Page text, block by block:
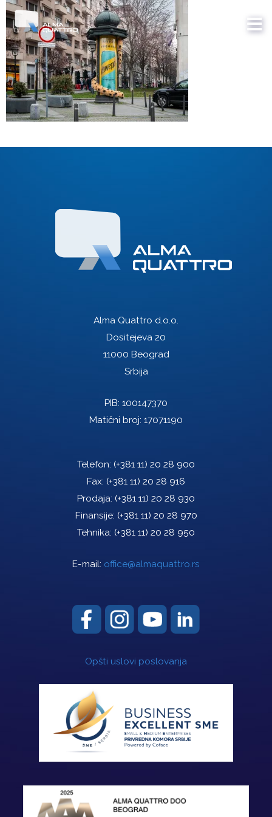
Alma Quattro d.o.o.
Dositejeva 20
11000 Beograd
Srbija
PIB: 100147370
Matični broj: 17071190
Telefon: (+381 11) 20 28 900
Fax: (+381 11) 20 28 916
Prodaja: (+381 11) 20 28 930
Finansije: (+381 11) 20 28 970
Tehnika: (+381 11) 20 28 950
E-mail: office@almaquattro.rs
Opšti uslovi poslovanja